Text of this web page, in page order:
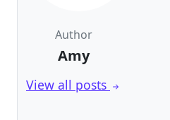
Author
Amy
View all posts